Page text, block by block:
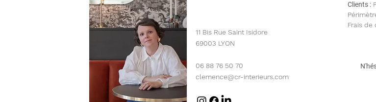
11 Bis Rue Saint Isidore
69003 LYON
06 88 76 50 70
clemence@cr-interieurs.com
Clients :
Frais de